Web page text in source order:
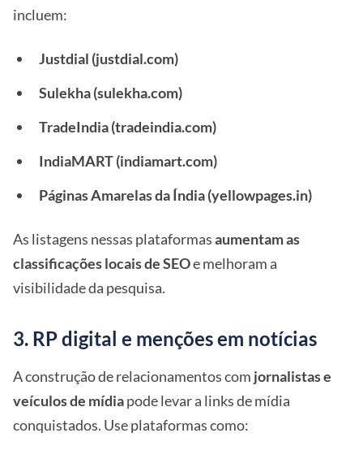
incluem:
Justdial (justdial.com)
Sulekha (sulekha.com)
TradeIndia (tradeindia.com)
IndiaMART (indiamart.com)
Páginas Amarelas da Índia (yellowpages.in)
As listagens nessas plataformasaumentam as
classificações locais de SEOe melhoram a
visibilidade da pesquisa.
3. RP digital e menções em notícias
A construção de relacionamentos com jornalistas e
veículos de mídiapode levar a links de mídia
conquistados. Use plataformas como: